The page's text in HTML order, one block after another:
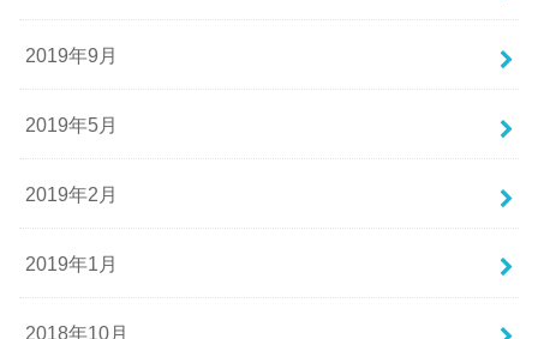
2019年9月
2019年5月
2019年2月
2019年1月
2018年10月